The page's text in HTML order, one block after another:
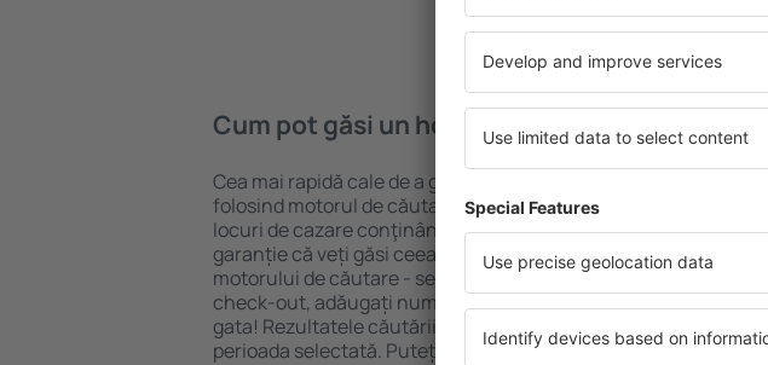
Cum pot găsi un hotel în Sainte Anne?
Cea mai rapidă cale de a găsi un hotel în Sainte Anne este
folosind motorul de căutare cazare eSky. Baza mare de date cu
locuri de cazare conţinând o gamă largă de opţiuni este o
garanție că veți găsi ceea ce căutați. Completați câmpurile
motorului de căutare - selectați locul, alegeți data de check-in și
check-out, adăugați numărul de oaspeți, numărul de camere şi
gata! Rezultatele căutării vă vor arăta cazarea disponibilă ȋn
perioada selectată. Puteți verifica uşor distanța de la hotel ȋn